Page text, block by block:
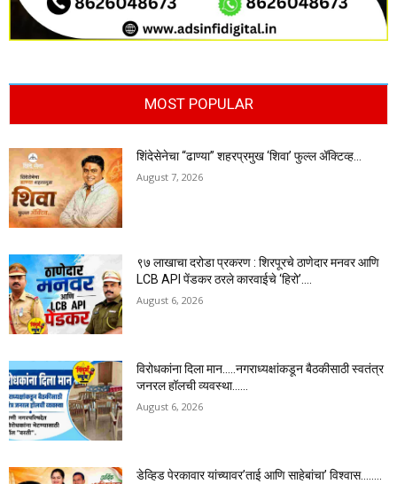
MOST POPULAR
शिंदेसेनेचा “ढाण्या” शहरप्रमुख ‘शिवा’ फुल्ल ॲक्टिव्ह…
August 7, 2026
९७ लाखाचा दरोडा प्रकरण : शिरपूरचे ठाणेदार मनवर आणि
LCB API पेंडकर ठरले कारवाईचे ‘हिरो’….
August 6, 2026
विरोधकांना दिला मान…..नगराध्यक्षांकडून बैठकीसाठी स्वतंत्र
जनरल हॉलची व्यवस्था……
August 6, 2026
डेव्हिड पेरकावार यांच्यावर’ताई आणि साहेबांचा’ विश्वास……..